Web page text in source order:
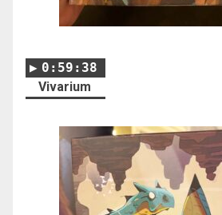
0:59:38
Vivarium